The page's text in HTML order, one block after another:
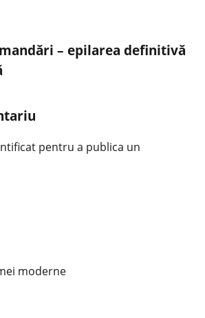
– epilarea definitivă
pentru a publica un
moderne